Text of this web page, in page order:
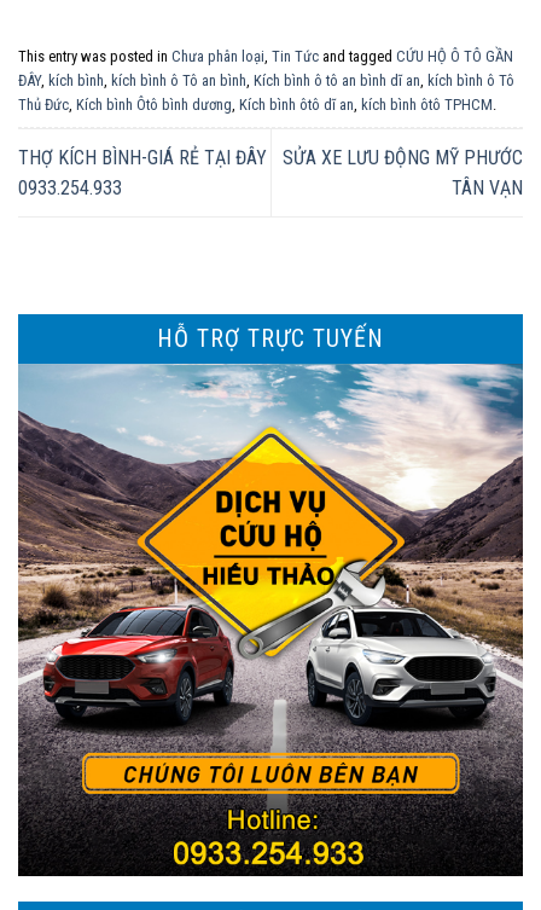
This entry was posted in Chưa phân loại, Tin Tức and tagged CỨU HỘ Ô TÔ GẦN
ĐÂY, kích bình, kích bình ô Tô an bình, Kích bình ô tô an bình dĩ an, kích bình ô Tô
Thủ Đức, Kích bình Ôtô bình dương, Kích bình ôtô dĩ an, kích bình ôtô TPHCM.
THỢ KÍCH BÌNH-GIÁ RẺ TẠI ĐÂY
0933.254.933
SỬA XE LƯU ĐỘNG MỸ PHƯỚC
TÂN VẠN
HỖ TRỢ TRỰC TUYẾN